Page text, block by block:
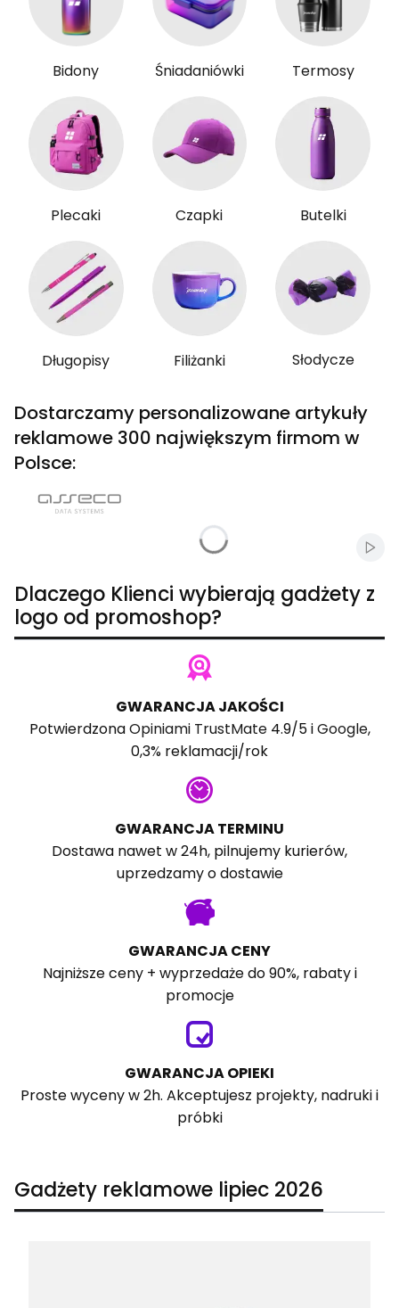
Bidony Śniadaniówki Termosy
Plecaki Czapki Butelki
Długopisy Filiżanki Słodycze
Dostarczamy personalizowane artykuły
reklamowe 300 największym firmom w
Polsce:
Dlaczego Klienci wybierają gadżety z
logo od promoshop?
GWARANCJA JAKOŚCI
PotwierdzonaOpiniami TrustMate4.9/5 iGoogle,
0,3% reklamacji/rok
GWARANCJA TERMINU
Dostawa nawet w 24h, pilnujemy kurierów,
uprzedzamy o dostawie
GWARANCJA CENY
Najniższe ceny + wyprzedaże do 90%, rabaty i
promocje
GWARANCJA OPIEKI
Proste wyceny w 2h. Akceptujesz projekty, nadruki i
próbki
Gadżety reklamowe lipiec 2026